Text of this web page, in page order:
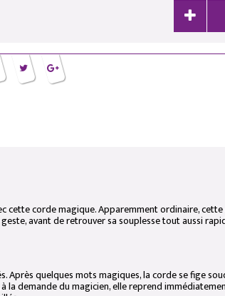
cette corde magique. Apparemment ordinaire,
avant de retrouver sa souplesse tout aussi
quelques mots magiques, la corde se fige
la demande du magicien, elle reprend